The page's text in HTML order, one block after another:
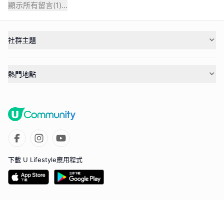
顯示所有留言(1)...
社群主題
熱門地點
下載 U Lifestyle應用程式